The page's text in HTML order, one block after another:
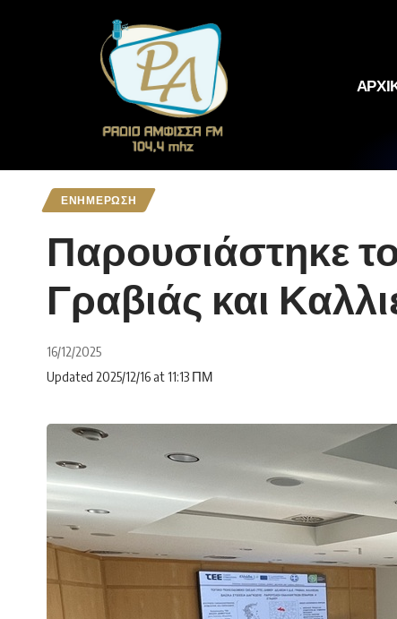
ΕΝΗΜΕΡΩΣΗ
Παρουσιάστηκε
Γραβιάς και
16/12/2025
Updated 2025/12/16 at 11:13 ΠΜ